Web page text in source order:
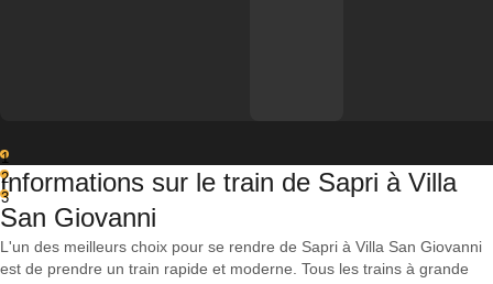
1
2
3
Informations sur le train de Sapri à Villa
San Giovanni
L'un des meilleurs choix pour se rendre de Sapri à Villa San Giovanni
est de prendre un train rapide et moderne. Tous les trains à grande